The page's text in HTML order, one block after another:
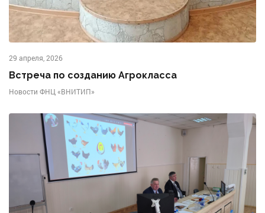
29 апреля, 2026
Встреча по созданию Агрокласса
Новости ФНЦ «ВНИТИП»